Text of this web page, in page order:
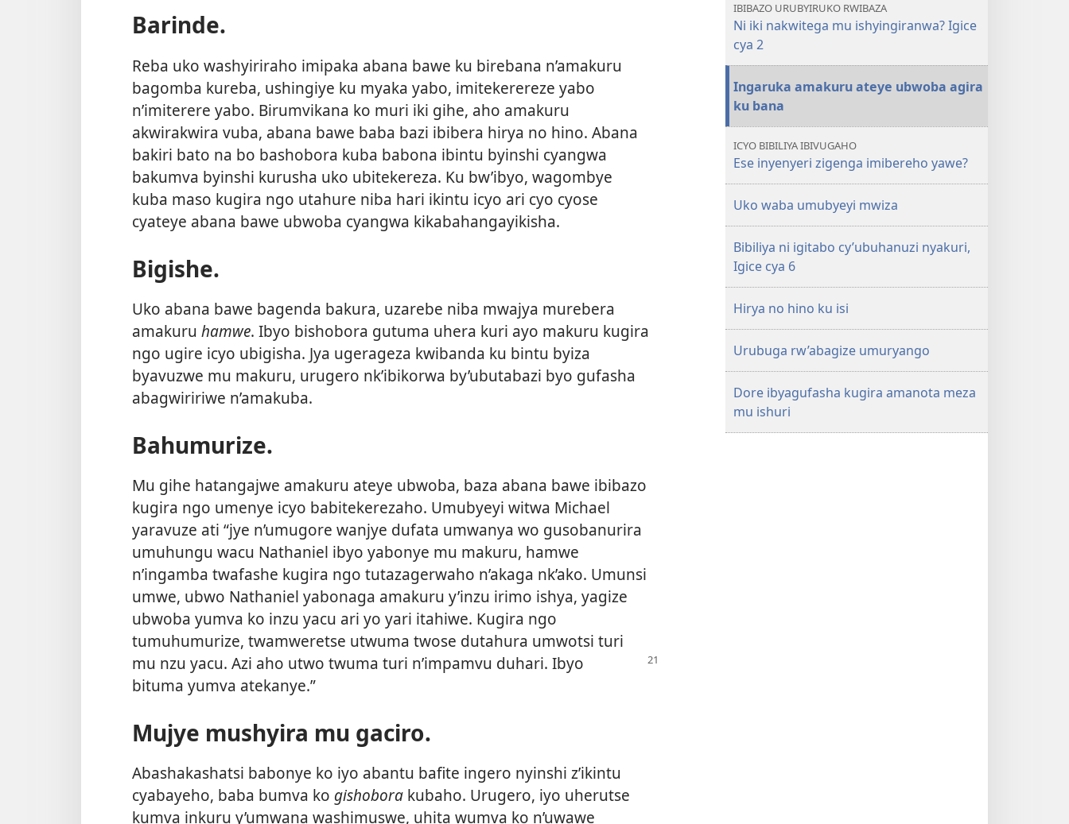
Barinde.
Reba uko washyiriraho imipaka abana bawe ku birebana n’amakuru
bagomba kureba, ushingiye ku myaka yabo, imitekerereze yabo
n’imiterere yabo. Birumvikana ko muri iki gihe, aho amakuru
akwirakwira vuba, abana bawe baba bazi ibibera hirya no hino. Abana
bakiri bato na bo bashobora kuba babona ibintu byinshi cyangwa
bakumva byinshi kurusha uko ubitekereza. Ku bw’ibyo, wagombye
kuba maso kugira ngo utahure niba hari ikintu icyo ari cyo cyose
cyateye abana bawe ubwoba cyangwa kikabahangayikisha.
Bigishe.
Uko abana bawe bagenda bakura, uzarebe niba mwajya murebera
amakuru hamwe. Ibyo bishobora gutuma uhera kuri ayo makuru kugira
ngo ugire icyo ubigisha. Jya ugerageza kwibanda ku bintu byiza
byavuzwe mu makuru, urugero nk’ibikorwa by’ubutabazi byo gufasha
abagwiririwe n’amakuba.
Bahumurize.
Mu gihe hatangajwe amakuru ateye ubwoba, baza abana bawe ibibazo
kugira ngo umenye icyo babitekerezaho. Umubyeyi witwa Michael
yaravuze ati “jye n’umugore wanjye dufata umwanya wo gusobanurira
umuhungu wacu Nathaniel ibyo yabonye mu makuru, hamwe
n’ingamba twafashe kugira ngo tutazagerwaho n’akaga nk’ako. Umunsi
umwe, ubwo Nathaniel yabonaga amakuru y’inzu irimo ishya, yagize
ubwoba yumva ko inzu yacu ari yo yari itahiwe. Kugira ngo
tumuhumurize, twamweretse utwuma twose dutahura umwotsi turi
mu nzu yacu. Azi aho utwo twuma turi n’impamvu duhari. Ibyo
bituma yumva atekanye.”
Mujye mushyira mu gaciro.
Abashakashatsi babonye ko iyo abantu bafite ingero nyinshi z’ikintu
cyabayeho, baba bumva ko gishobora kubaho. Urugero, iyo uherutse
kumva inkuru y’umwana washimuswe, uhita wumva ko n’uwawe
IBIBAZO URUBYIRUKO RWIBAZA
Ni iki nakwitega mu ishyingiranwa? Igice
cya 2
Ingaruka amakuru ateye ubwoba agira
ku bana
ICYO BIBILIYA IBIVUGAHO
Ese inyenyeri zigenga imibereho yawe?
Uko waba umubyeyi mwiza
Bibiliya ni igitabo cy’ubuhanuzi nyakuri,
Igice cya 6
Hirya no hino ku isi
Urubuga rw’abagize umuryango
Dore ibyagufasha kugira amanota meza
mu ishuri